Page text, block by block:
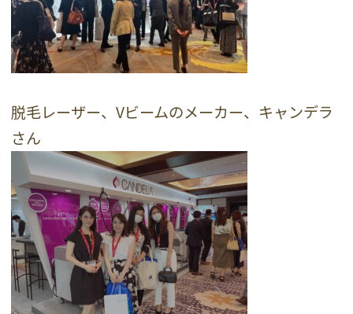
脱毛レーザー、Vビームのメーカー、キャンデラ
さん